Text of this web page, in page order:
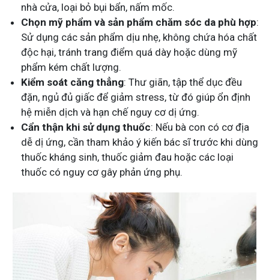
nhà cửa, loại bỏ bụi bẩn, nấm mốc.
Chọn mỹ phẩm và sản phẩm chăm sóc da phù hợp:
Sử dụng các sản phẩm dịu nhẹ, không chứa hóa chất
độc hại, tránh trang điểm quá dày hoặc dùng mỹ
phẩm kém chất lượng.
Kiểm soát căng thẳng: Thư giãn, tập thể dục đều
đặn, ngủ đủ giấc để giảm stress, từ đó giúp ổn định
hệ miễn dịch và hạn chế nguy cơ dị ứng.
Cẩn thận khi sử dụng thuốc: Nếu bà con có cơ địa
dễ dị ứng, cần tham khảo ý kiến bác sĩ trước khi dùng
thuốc kháng sinh, thuốc giảm đau hoặc các loại
thuốc có nguy cơ gây phản ứng phụ.